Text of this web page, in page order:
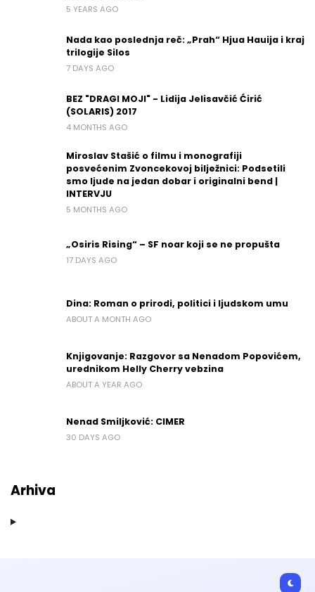
5 YEARS AGO
Nada kao poslednja reč: „Prah“ Hjua Hauija i kraj
trilogije Silos
7 DAYS AGO
BEZ "DRAGI MOJI" - Lidija Jelisavčić Ćirić
(SOLARIS) 2017
4 MONTHS AGO
Miroslav Stašić o filmu i monografiji
posvećenim Zvoncekovoj bilježnici: Podsetili
smo ljude na jedan dobar i originalni bend |
INTERVJU
5 MONTHS AGO
„Osiris Rising“ – SF noar koji se ne propušta
17 DAYS AGO
Dina: Roman o prirodi, politici i ljudskom umu
ABOUT A MONTH AGO
Knjigovanje: Razgovor sa Nenadom Popovićem,
urednikom Helly Cherry vebzina
ABOUT A YEAR AGO
Nenad Smiljković: CIMER
30 DAYS AGO
Arhiva